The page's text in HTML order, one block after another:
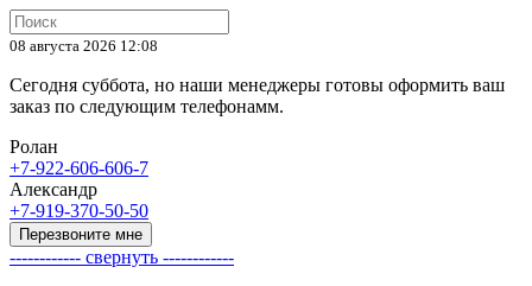
08 августа 2026 12:08
Сегодня суббота, но наши менеджеры готовы оформить ваш
заказ по следующим телефонамм.
Ролан
+7-922-606-606-7
Александр
+7-919-370-50-50
Перезвоните мне
------------ свернуть ------------